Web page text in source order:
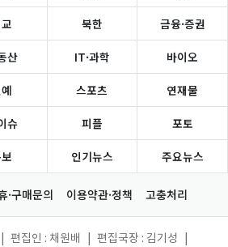
북한 금융·증권
산 IT·과학 바이오
스포츠 연재물
슈 피플 포토
인기뉴스 주요뉴스
·구매문의 이용약관·정책 고충처리
편집인 : 채원배 편집국장 : 김기성